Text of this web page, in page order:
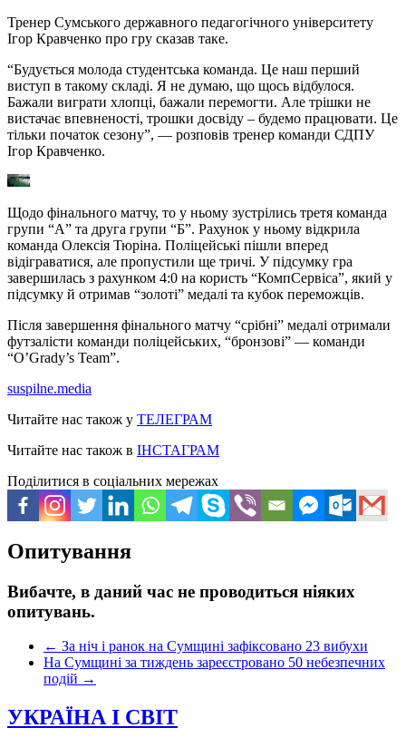
Тренер Сумського державного педагогічного університету
Ігор Кравченко про гру сказав таке.
“Будується молода студентська команда. Це наш перший
виступ в такому складі. Я не думаю, що щось відбулося.
Бажали виграти хлопці, бажали перемогти. Але трішки не
вистачає впевненості, трошки досвіду – будемо працювати. Це
тільки початок сезону”, — розповів тренер команди СДПУ
Ігор Кравченко.
Щодо фінального матчу, то у ньому зустрілись третя команда
групи “А” та друга групи “Б”. Рахунок у ньому відкрила
команда Олексія Тюріна. Поліцейські пішли вперед
відіграватися, але пропустили ще тричі. У підсумку гра
завершилась з рахунком 4:0 на користь “КомпСервіса”, який у
підсумку й отримав “золоті” медалі та кубок переможців.
Після завершення фінального матчу “срібні” медалі отримали
футзалісти команди поліцейських, “бронзові” — команди
“O’Grady’s Team”.
suspilne.media
Читайте нас також у ТЕЛЕГРАМ
Читайте нас також в ІНСТАГРАМ
Поділитися в соціальних мережах
Опитування
Вибачте, в даний час не проводиться ніяких
опитувань.
← За ніч і ранок на Сумщині зафіксовано 23 вибухи
На Сумщині за тиждень зареєстровано 50 небезпечних
подій →
УКРАЇНА І СВІТ